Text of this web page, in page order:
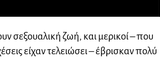
σεξουαλική ζωή, και μερικοί – που
είχαν τελειώσει – έβρισκαν πολύ